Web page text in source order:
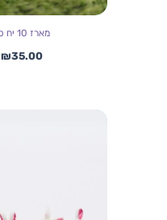
מארז 10 יח סוסי פרא מיניאטורי 5 ס"מ
₪35.00